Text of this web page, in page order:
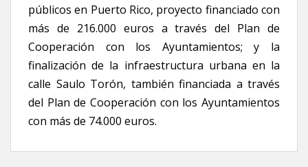
públicos en Puerto Rico, proyecto financiado con
más de 216.000 euros a través del Plan de
Cooperación con los Ayuntamientos; y la
finalización de la infraestructura urbana en la
calle Saulo Torón, también financiada a través
del Plan de Cooperación con los Ayuntamientos
con más de 74.000 euros.